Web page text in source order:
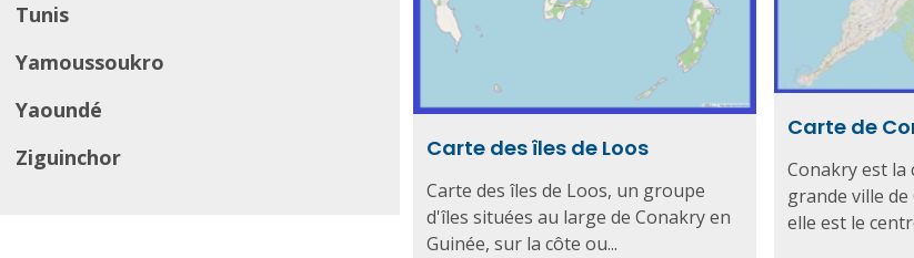
Tunis
Yamoussoukro
Yaoundé
Ziguinchor
Carte des îles de Loos
Carte des îles de Loos, un groupe
d'îles situées au large de Conakry en
Guinée, sur la côte ou...
Carte de
Conakry est la
grande ville
elle est le